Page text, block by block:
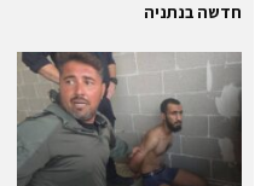
חדשה בנתניה